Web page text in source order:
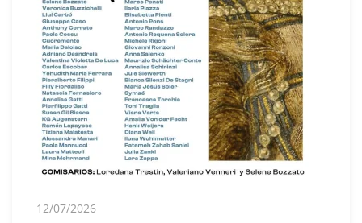
12/07/2026